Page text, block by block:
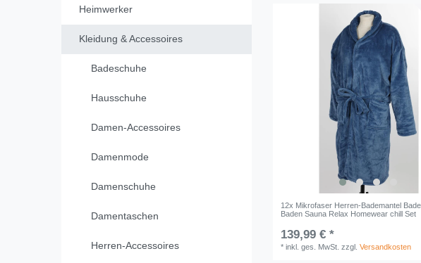
Heimwerker
Kleidung & Accessoires
Badeschuhe
Hausschuhe
Damen-Accessoires
Damenmode
Damenschuhe
Damentaschen
Herren-Accessoires
12x Mikrofaser Herren-Bademantel
Baden Sauna Relax Homewear chill Set
139,99 € *
*inkl. ges. MwSt. zzgl.Versandkosten